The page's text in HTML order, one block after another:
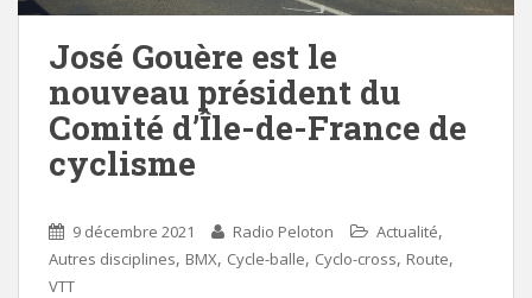
José Gouère est le
nouveau président du
Comité d’Île-de-France de
cyclisme
9 décembre 2021 Radio Peloton Actualité,
Autres disciplines, BMX, Cycle-balle, Cyclo-cross, Route,
VTT